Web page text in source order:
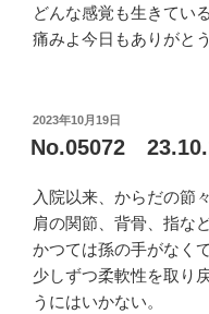
どんな感覚も生きてい
痛みよ今日もありがとう
投
稿
日:
2023年10月19日
No.05072
入院以来、からだの節
肩の関節、背骨、指な
かつては孫の手がなく
少しずつ柔軟性を取り
うにはいかない。